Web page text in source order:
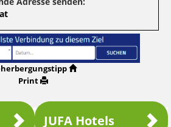
Adresse senden:
Print
JUFA Hotels